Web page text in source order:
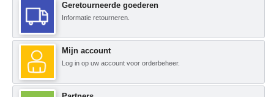
Geretourneerde goederen
Informatie retourneren.
Mijn account
Log in op uw account voor orderbeheer.